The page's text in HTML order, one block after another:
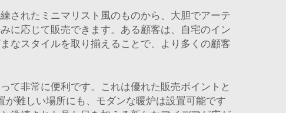
されたミニマリスト風のものから、大胆でアーテ
に応じて販売できます。ある顧客は、自宅のイン
なスタイルを取り揃えることで、より多くの顧客
て非常に便利です。これは優れた販売ポイントと
難しい場所にも、モダンな暖炉は設置可能です